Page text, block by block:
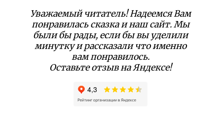
Уважаемый читатель! Надеемся Вам
понравилась сказка и наш сайт. Мы
были бы рады, если бы вы уделили
минутку и рассказали что именно
вам понравилось.
Оставьте отзыв на Яндексе!